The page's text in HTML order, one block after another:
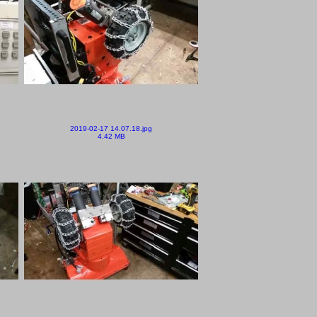
2019-02-17 14.07.18.jpg
4.42 MB